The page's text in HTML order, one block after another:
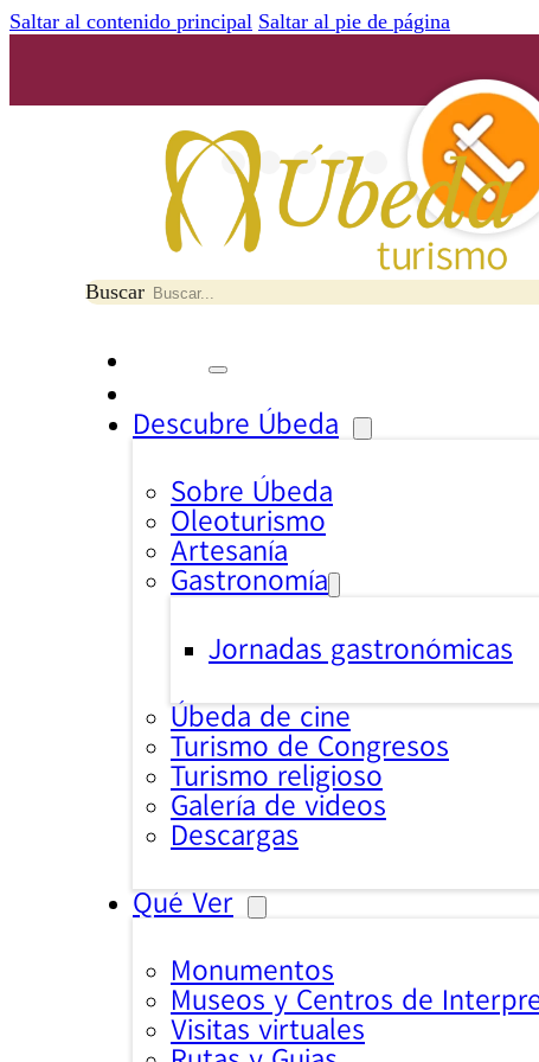
Saltar al contenido principal Saltar al pie de página
Buscar
Descubre Úbeda
Sobre Úbeda
Oleoturismo
Artesanía
Gastronomía
Jornadas gastronómicas
Úbeda de cine
Turismo de Congresos
Turismo religioso
Galería de videos
Descargas
Qué Ver
Monumentos
Museos y Centros de
Visitas virtuales